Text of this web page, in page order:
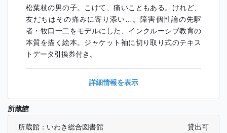
松葉杖の男の子。こけて、痛いこともある。けれど、
友だちはその痛みに寄り添い…。障害個性論の先駆
者・牧口一二をモデルにした、インクルーシブ教育の
本質を描く絵本。ジャケット袖に切り取り式のテキス
トデータ引換券付き。
詳細情報を表示
所蔵館
所蔵館：いわき総合図書館 貸出可